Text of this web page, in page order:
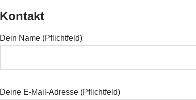
Kontakt
Dein Name (Pflicht­feld)
Dei­ne E‑Mail-Adres­se (Pflicht­feld)